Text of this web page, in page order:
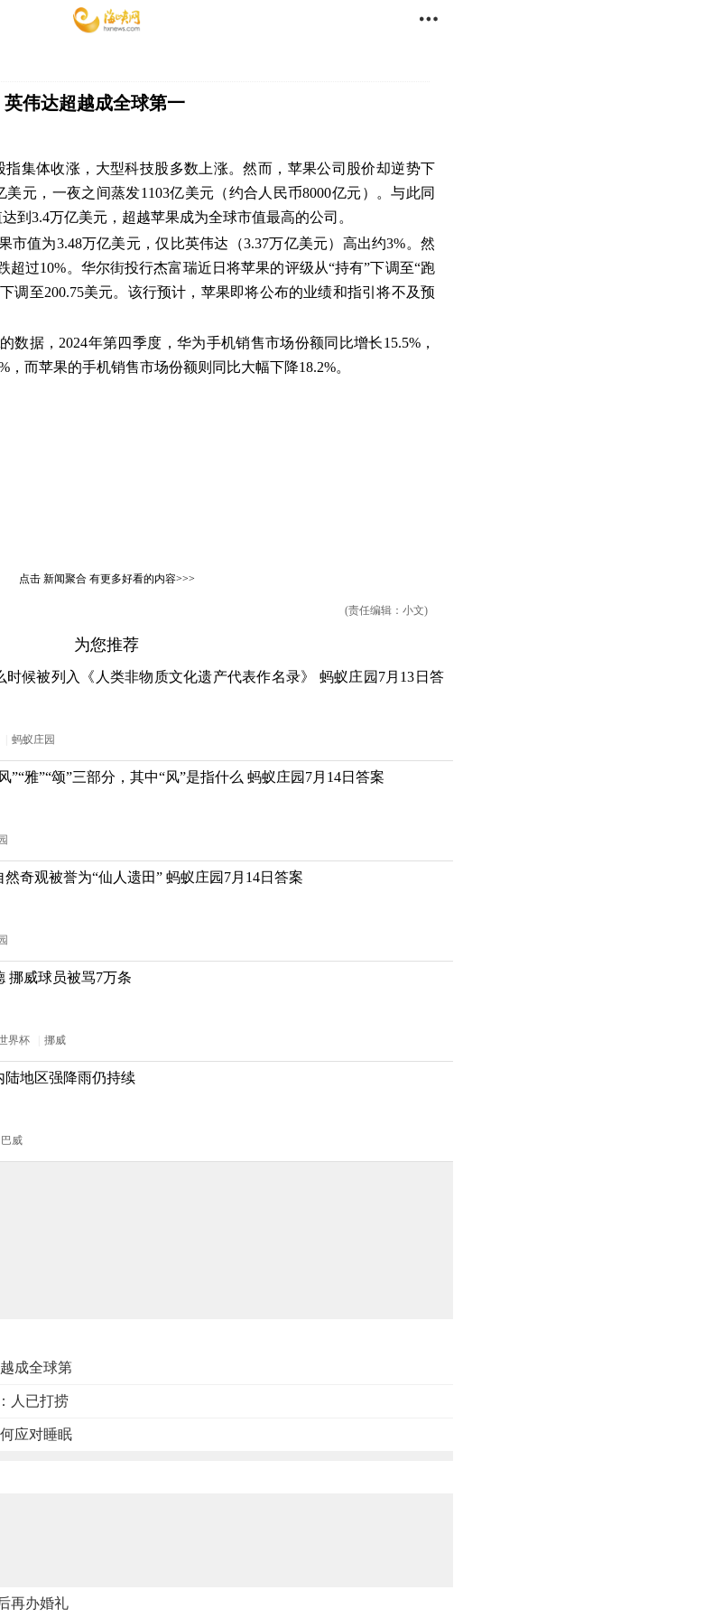

伟达超越成全球第一
指集体收涨，大型科技股多数上涨。然而，苹果公司股价却逆势下
元，一夜之间蒸发1103亿美元（约合人民币8000亿元）。与此同
到3.4万亿美元，超越苹果成为全球市值最高的公司。
市值为3.48万亿美元，仅比英伟达（3.37万亿美元）高出约3%。然
超过10%。华尔街投行杰富瑞近日将苹果的评级从“持有”下调至“跑
调至200.75美元。该行预计，苹果即将公布的业绩和指引将不及预
数据，2024年第四季度，华为手机销售市场份额同比增长15.5%，
而苹果的手机销售市场份额则同比大幅下降18.2%。
点击 新闻聚合有更多好看的内容>>>
(责任编辑：小文)
为您推荐
时候被列入《人类非物质文化遗产代表作名录》 蚂蚁庄园7月13日答
蚂蚁庄园
”“雅”“颂”三部分，其中“风”是指什么 蚂蚁庄园7月14日答案
奇观被誉为“仙人遗田” 蚂蚁庄园7月14日答案
挪威球员被骂7万条
界杯 挪威
陆地区强降雨仍持续
巴威
成全球第
人已打捞
应对睡眠
再办婚礼